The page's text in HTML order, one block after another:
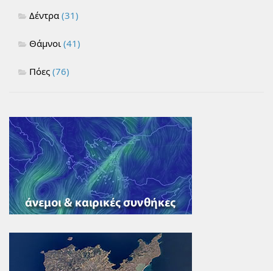
Δέντρα (31)
Θάμνοι (41)
Πόες (76)